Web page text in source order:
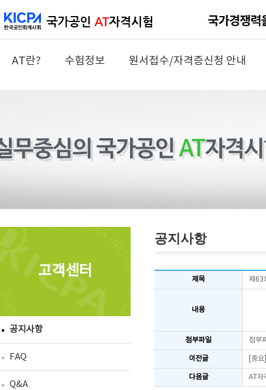
AT란? 수험정보 원서접수/자격증신청 안내
고객센터
공지사항
FAQ
Q&A
공지사항
제목 제63
내용
첨부파일 첨부
이전글 [중
다음글 AT자